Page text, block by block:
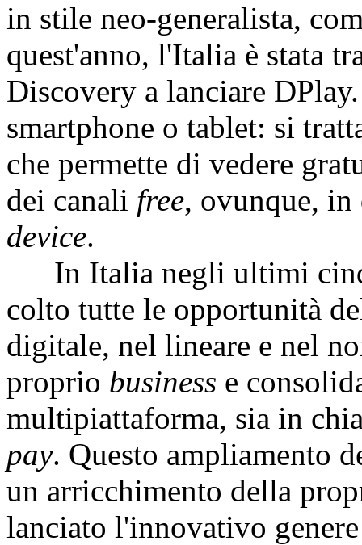
in stile neo-generalista,
quest'anno, l'Italia è stata
Discovery a lanciare
smartphone o tablet: si
che permette di vedere
dei canali free, ovunque, in
device.
In Italia negli ultimi
colto tutte le opportunità
digitale, nel lineare e nel
proprio business e
multipiattaforma, sia in
pay. Questo ampliamento
un arricchimento della
lanciato l'innovativo